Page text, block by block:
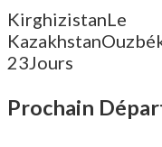
KirghizistanLe
Kazakhstan
23Jours
Prochain